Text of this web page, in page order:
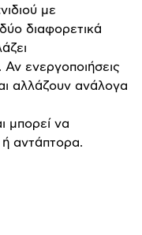
με
διαφορετικά
ενεργοποιήσεις
αλλάζουν ανάλογα
μπορεί να
αντάπτορα.